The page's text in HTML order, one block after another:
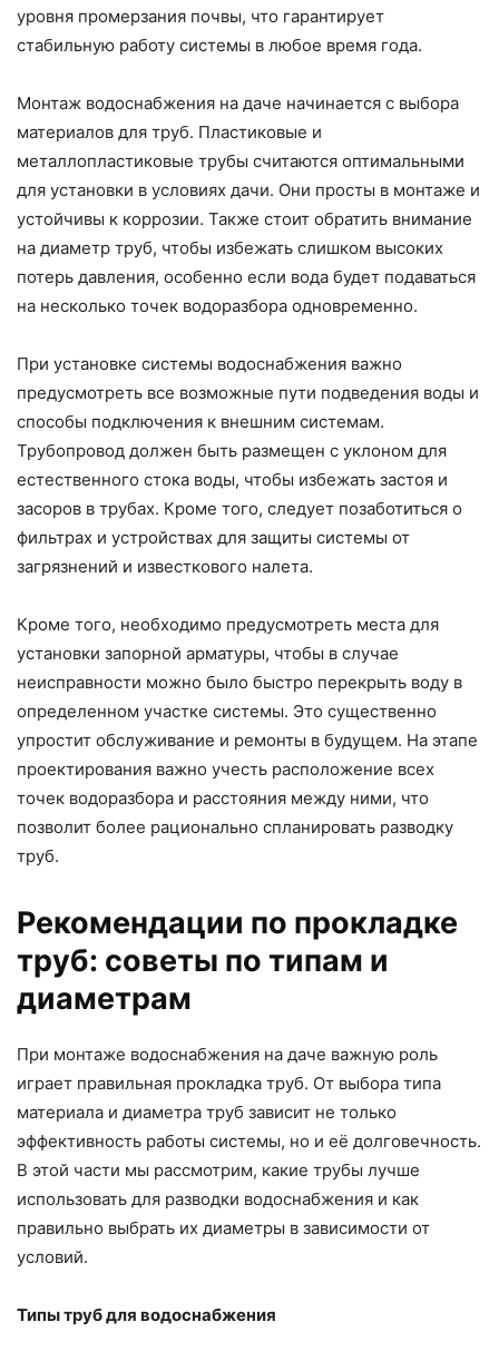
уровня промерзания почвы, что гарантирует
стабильную работу системы в любое время года.
Монтаж водоснабжения на даче начинается с выбора
материалов для труб. Пластиковые и
металлопластиковые трубы считаются оптимальными
для установки в условиях дачи. Они просты в монтаже и
устойчивы к коррозии. Также стоит обратить внимание
на диаметр труб, чтобы избежать слишком высоких
потерь давления, особенно если вода будет подаваться
на несколько точек водоразбора одновременно.
При установке системы водоснабжения важно
предусмотреть все возможные пути подведения воды и
способы подключения к внешним системам.
Трубопровод должен быть размещен с уклоном для
естественного стока воды, чтобы избежать застоя и
засоров в трубах. Кроме того, следует позаботиться о
фильтрах и устройствах для защиты системы от
загрязнений и известкового налета.
Кроме того, необходимо предусмотреть места для
установки запорной арматуры, чтобы в случае
неисправности можно было быстро перекрыть воду в
определенном участке системы. Это существенно
упростит обслуживание и ремонты в будущем. На этапе
проектирования важно учесть расположение всех
точек водоразбора и расстояния между ними, что
позволит более рационально спланировать разводку
труб.
Рекомендации по прокладке
труб: советы по типам и
диаметрам
При монтаже водоснабжения на даче важную роль
играет правильная прокладка труб. От выбора типа
материала и диаметра труб зависит не только
эффективность работы системы, но и её долговечность.
В этой части мы рассмотрим, какие трубы лучше
использовать для разводки водоснабжения и как
правильно выбрать их диаметры в зависимости от
условий.
Типы труб для водоснабжения